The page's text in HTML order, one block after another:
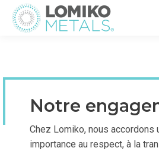
Notre
Chez Lomiko, nous accordons
importance au respect, à la